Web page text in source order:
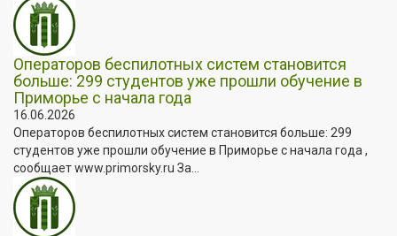
Операторов беспилотных систем становится
больше: 299 студентов уже прошли обучение в
Приморье с начала года
16.06.2026
Операторов беспилотных систем становится больше: 299
студентов уже прошли обучение в Приморье с начала года ,
сообщает www.primorsky.ru За...